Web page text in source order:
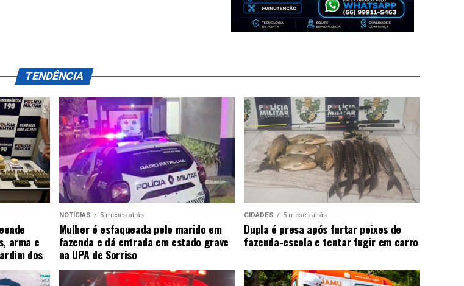
TENDÊNCIA
arma e
dos
NOTÍCIAS 5 meses atrás
Mulher é esfaqueada pelo marido em
fazenda e dá entrada em estado grave
na UPA de Sorriso
CIDADES 5 meses atrás
Dupla é presa após furtar peixes de
fazenda-escola e tentar fugir em carro